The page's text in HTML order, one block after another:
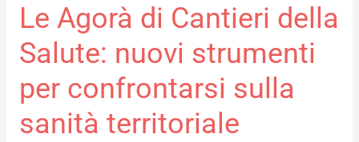
Le Agorà di Cantieri della
Salute: nuovi strumenti
per confrontarsi sulla
sanità territoriale
sanità
territoriale